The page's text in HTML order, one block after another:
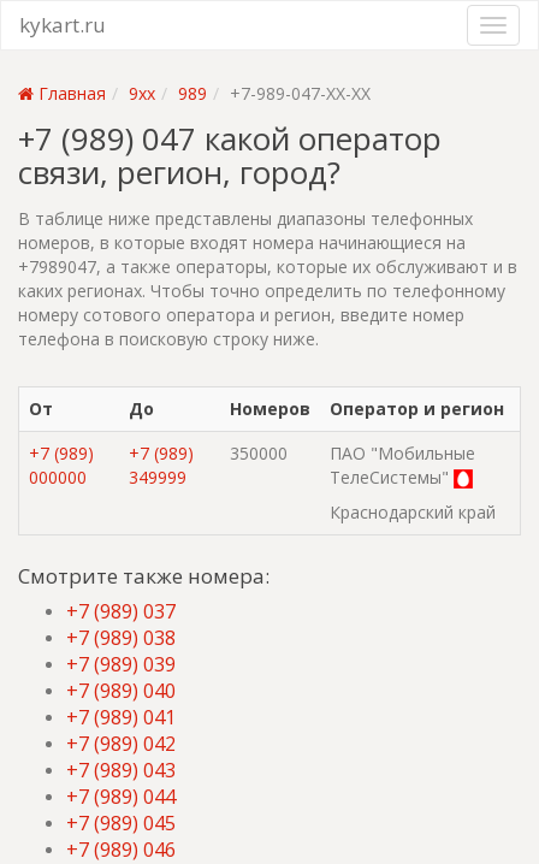
kykart.ru
Главная 9xx 989 +7-989-047-XX-XX
+7 (989) 047 какой оператор
связи, регион, город?
В таблице ниже представлены диапазоны телефонных
номеров, в которые входят номера начинающиеся на
+7989047, а также операторы, которые их обслуживают и в
каких регионах. Чтобы точно определить по телефонному
номеру сотового оператора и регион, введите номер
телефона в поисковую строку ниже.
От До Номеров
Оператор и регион
+7 (989)
000000
+7 (989)
349999
350000
ПАО "Мобильные
ТелеСистемы"
Краснодарский край
Смотрите также номера:
+7 (989) 037
+7 (989) 038
+7 (989) 039
+7 (989) 040
+7 (989) 041
+7 (989) 042
+7 (989) 043
+7 (989) 044
+7 (989) 045
+7 (989) 046